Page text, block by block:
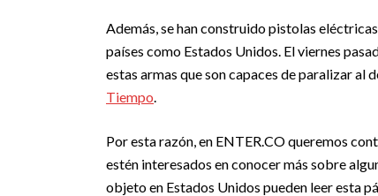
Además, se han construido pistolas
países como Estados Unidos. El viernes
estas armas que son capaces de paralizar
Tiempo.
Por esta razón, en ENTER.CO queremos
estén interesados en conocer más sobre
objeto en Estados Unidos pueden leer esta